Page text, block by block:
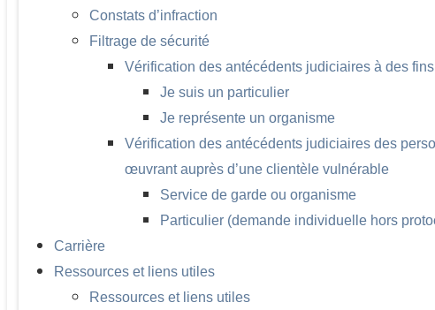
Constats d’infraction
Filtrage de sécurité
Vérification des antécédents judiciaires à des
Je suis un particulier
Je représente un organisme
Vérification des antécédents judiciaires des
œuvrant auprès d’une clientèle vulnérable
Service de garde ou organisme
Particulier (demande individuelle hors
Carrière
Ressources et liens utiles
Ressources et liens utiles